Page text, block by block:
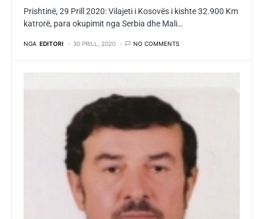
Prishtinë, 29 Prill 2020: Vilajeti i Kosovës i kishte 32.900 Km
katrorë, para okupimit nga Serbia dhe Mali…
NGA EDITORI 30 PRILL, 2020 NO COMMENTS